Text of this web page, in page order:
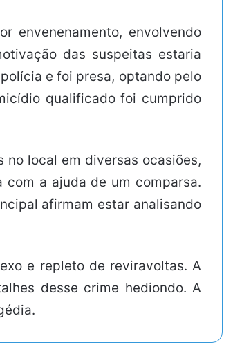
envenenamento, envolvendo
das suspeitas estaria
e foi presa, optando pelo
qualificado foi cumprido
local em diversas ocasiões,
a ajuda de um comparsa.
afirmam estar analisando
e repleto de reviravoltas. A
desse crime hediondo. A